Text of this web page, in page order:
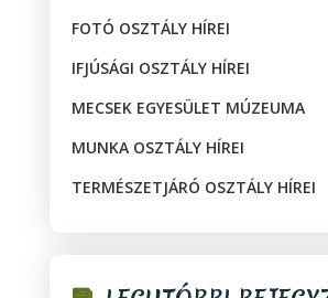
FOTÓ OSZTÁLY HÍREI
IFJÚSÁGI OSZTÁLY HÍREI
MECSEK EGYESÜLET MÚZEUMA
MUNKA OSZTÁLY HÍREI
TERMÉSZETJÁRÓ OSZTÁLY HÍREI